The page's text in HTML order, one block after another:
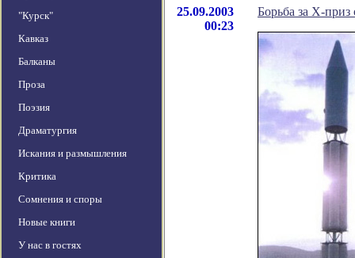
"Курск"
Кавказ
Балканы
Проза
Поэзия
Драматургия
Искания и размышления
Критика
Сомнения и споры
Новые книги
У нас в гостях
25.09.2003
00:23
Борьба за Х-приз